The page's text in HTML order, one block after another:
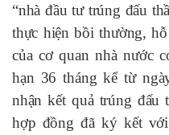
“nhà đầu tư trúng đấu
thực hiện bồi thường,
của cơ quan nhà nước
hạn 36 tháng kể từ
nhận kết quả trúng đấu
hợp đồng đã ký kết